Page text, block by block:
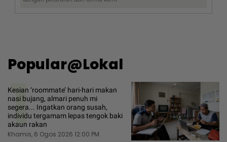
Popular@Lokal
1
Kesian ‘roommate’ hari-hari makan
nasi bujang, almari penuh mi
segera... Ingatkan orang susah,
individu tergamam lepas tengok baki
akaun rakan
Khamis, 6 Ogos 2026 12:00 PM